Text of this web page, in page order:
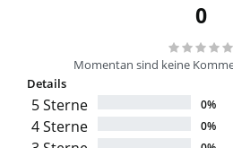
0
Momentan sind keine
Details
5 Sterne 0%
4 Sterne 0%